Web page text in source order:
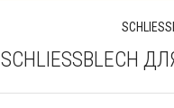
SCHLIESSBLECH